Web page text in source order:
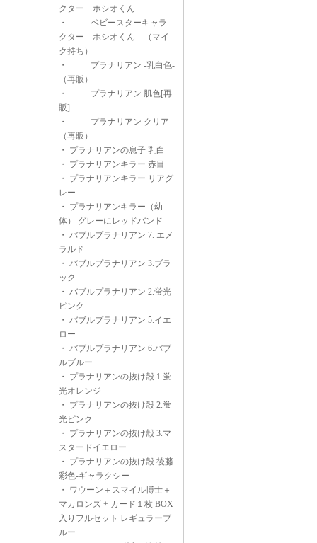
クター ホシオくん
・
ベビースターキャラ
クター ホシオくん （マイ
ク持ち）
・
プラナリアン -乳白色-
（再販）
・
プラナリアン 肌色[再
販]
・
プラナリアン クリア
（再販）
・ プラナリアンの息子 乳白
・ プラナリアンキラー 赤目
・ プラナリアンキラー リアグ
レー
・ プラナリアンキラー（幼
体） グレーにレッドバンド
・ バブルプラナリアン 7. エメ
ラルド
・ バブルプラナリアン 3.ブラ
ック
・ バブルプラナリアン 2.蛍光
ピンク
・ バブルプラナリアン 5.イエ
ロー
・ バブルプラナリアン 6.バブ
ルブルー
・ プラナリアンの抜け殻 1.蛍
光オレンジ
・ プラナリアンの抜け殻 2.蛍
光ピンク
・ プラナリアンの抜け殻 3.マ
スタードイエロー
・ プラナリアンの抜け殻 後藤
彩色-ギャラクシー
・ ワウーン＋スマイル博士＋
マカロンズ + カード１枚 BOX
入りフルセット レギュラーブ
ルー